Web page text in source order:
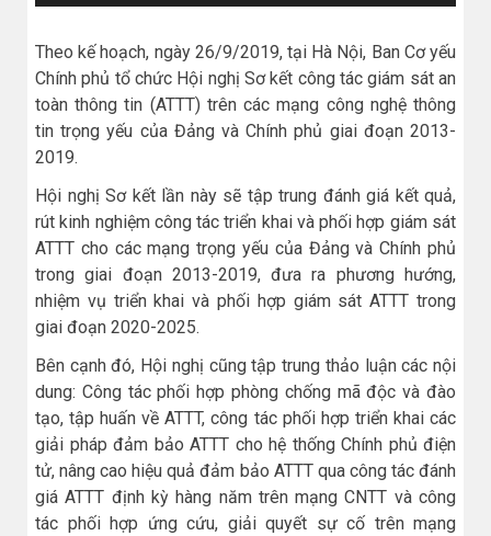
chơi
Theo kế hoạch, ngày 26/9/2019, tại Hà Nội, Ban Cơ yếu
Chính phủ tổ chức Hội nghị Sơ kết công tác giám sát an
toàn thông tin (ATTT) trên các mạng công nghệ thông
tin trọng yếu của Đảng và Chính phủ giai đoạn 2013-
2019.
Hội nghị Sơ kết lần này sẽ tập trung đánh giá kết quả,
rút kinh nghiệm công tác triển khai và phối hợp giám sát
ATTT cho các mạng trọng yếu của Đảng và Chính phủ
trong giai đoạn 2013-2019, đưa ra phương hướng,
nhiệm vụ triển khai và phối hợp giám sát ATTT trong
giai đoạn 2020-2025.
Bên cạnh đó, Hội nghị cũng tập trung thảo luận các nội
dung: Công tác phối hợp phòng chống mã độc và đào
tạo, tập huấn về ATTT, công tác phối hợp triển khai các
giải pháp đảm bảo ATTT cho hệ thống Chính phủ điện
tử, nâng cao hiệu quả đảm bảo ATTT qua công tác đánh
giá ATTT định kỳ hàng năm trên mạng CNTT và công
tác phối hợp ứng cứu, giải quyết sự cố trên mạng